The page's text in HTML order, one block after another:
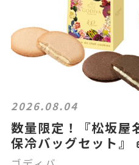
2026.08.04
数量限定！『松坂屋
保冷バッグセット』